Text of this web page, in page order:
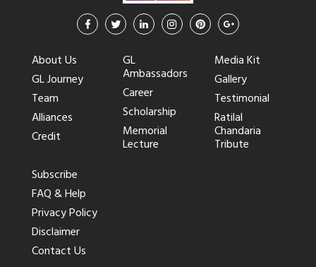
About Us
GL Journey
Team
Alliances
Credit
GL
Ambassadors
Career
Scholarship
Memorial
Lecture
Media Kit
Gallery
Testimonial
Ratilal
Chandaria
Tribute
Subscribe
FAQ & Help
Privacy Policy
Disclaimer
Contact Us